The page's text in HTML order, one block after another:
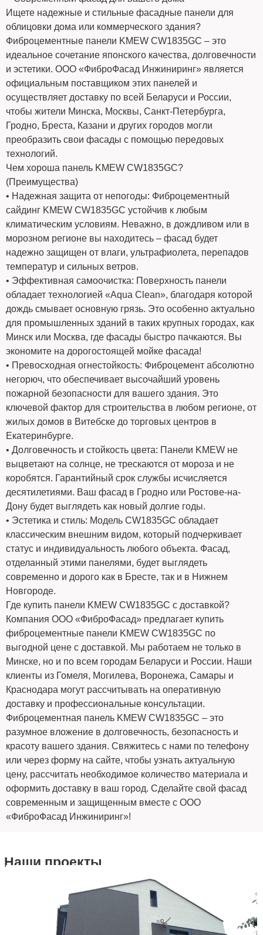
Ищете надежные и стильные фасадные панели для
облицовки дома или коммерческого здания?
Фиброцементные панели KMEW CW1835GC – это
идеальное сочетание японского качества, долговечности
и эстетики. ООО «ФиброФасад Инжиниринг» является
официальным поставщиком этих панелей и
осуществляет доставку по всей Беларуси и России,
чтобы жители Минска, Москвы, Санкт-Петербурга,
Гродно, Бреста, Казани и других городов могли
преобразить свои фасады с помощью передовых
технологий.
Чем хороша панель KMEW CW1835GC?
(Преимущества)
• Надежная защита от непогоды: Фиброцементный
сайдинг KMEW CW1835GC устойчив к любым
климатическим условиям. Неважно, в дождливом или в
морозном регионе вы находитесь – фасад будет
надежно защищен от влаги, ультрафиолета, перепадов
температур и сильных ветров.
• Эффективная самоочистка: Поверхность панели
обладает технологией «Aqua Clean», благодаря которой
дождь смывает основную грязь. Это особенно актуально
для промышленных зданий в таких крупных городах, как
Минск или Москва, где фасады быстро пачкаются. Вы
экономите на дорогостоящей мойке фасада!
• Превосходная огнестойкость: Фиброцемент абсолютно
негорюч, что обеспечивает высочайший уровень
пожарной безопасности для вашего здания. Это
ключевой фактор для строительства в любом регионе, от
жилых домов в Витебске до торговых центров в
Екатеринбурге.
• Долговечность и стойкость цвета: Панели KMEW не
выцветают на солнце, не трескаются от мороза и не
коробятся. Гарантийный срок службы исчисляется
десятилетиями. Ваш фасад в Гродно или Ростове-на-
Дону будет выглядеть как новый долгие годы.
• Эстетика и стиль: Модель CW1835GC обладает
классическим внешним видом, который подчеркивает
статус и индивидуальность любого объекта. Фасад,
отделанный этими панелями, будет выглядеть
современно и дорого как в Бресте, так и в Нижнем
Новгороде.
Где купить панели KMEW CW1835GC с доставкой?
Компания ООО «ФиброФасад» предлагает купить
фиброцементные панели KMEW CW1835GC по
выгодной цене с доставкой. Мы работаем не только в
Минске, но и по всем городам Беларуси и России. Наши
клиенты из Гомеля, Могилева, Воронежа, Самары и
Краснодара могут рассчитывать на оперативную
доставку и профессиональные консультации.
Фиброцементная панель KMEW CW1835GC – это
разумное вложение в долговечность, безопасность и
красоту вашего здания. Свяжитесь с нами по телефону
или через форму на сайте, чтобы узнать актуальную
цену, рассчитать необходимое количество материала и
оформить доставку в ваш город. Сделайте свой фасад
современным и защищенным вместе с ООО
«ФиброФасад Инжиниринг»!
Наши проекты